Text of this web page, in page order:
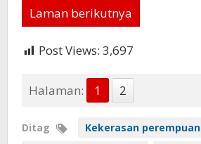
Laman berikutnya
Post Views: 3,697
Halaman: 1 2
Ditag
Kekerasan perempuan